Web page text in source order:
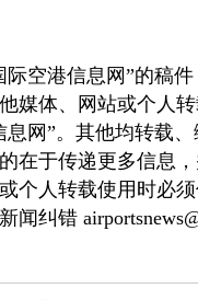
空港信息网”的稿件
媒体、网站或个人
网”。其他均转载
在于传递更多信息
个人转载使用时必
纠错